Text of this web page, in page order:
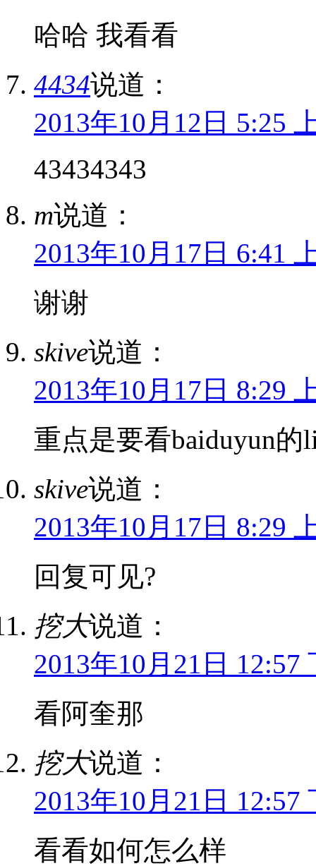
哈哈 我看看
4434说道：
2013年10月12日 5:25
43434343
m说道：
2013年10月17日 6:41
谢谢
skive说道：
2013年10月17日 8:29
重点是要看baiduyun
skive说道：
2013年10月17日 8:29
回复可见?
挖大说道：
2013年10月21日 12:57
看阿奎那
挖大说道：
2013年10月21日 12:57
看看如何怎么样